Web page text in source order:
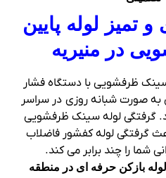
تمیز لوله پایین
در منیریه
سینک ظرفشویی با دستگاه فشار
به صورت شبانه روزی در سراسر
گرفتگی لوله سینک ظرفشویی
گرفتگی لوله کفشور فاضلاب
شما را چند برابر می کند.
بازکن حرفه ای در منطقه